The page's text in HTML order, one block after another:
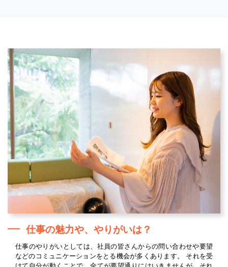
仕事の魅力や、やりがいは？
仕事のやりがいとしては、社員の皆さんからの問い合わせや要望
などのコミュニケーションをとる機会が多くあります。 それを受